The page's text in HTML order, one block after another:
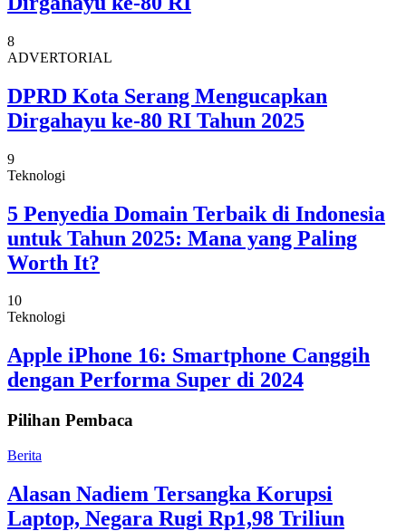
8
ADVERTORIAL
DPRD Kota Serang Mengucapkan
Dirgahayu ke-80 RI Tahun 2025
9
Teknologi
5 Penyedia Domain Terbaik di Indonesia
untuk Tahun 2025: Mana yang Paling
Worth It?
10
Teknologi
Apple iPhone 16: Smartphone Canggih
dengan Performa Super di 2024
Pilihan Pembaca
Berita
Alasan Nadiem Tersangka Korupsi
Laptop, Negara Rugi Rp1,98 Triliun